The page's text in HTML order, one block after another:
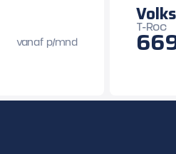
vanaf p/mnd
T-Roc